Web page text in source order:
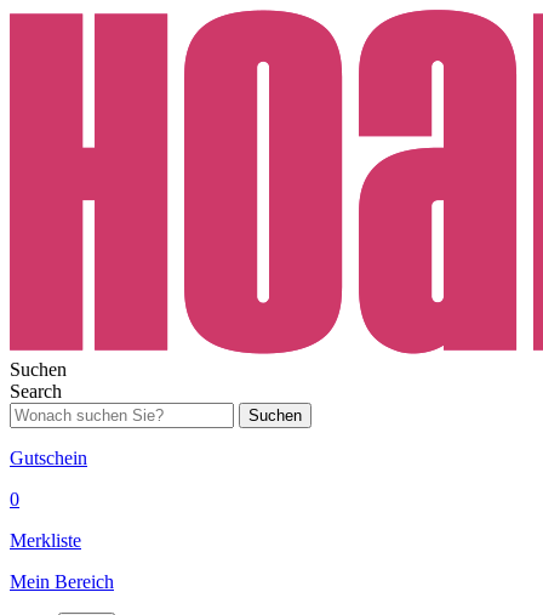
Suchen
Search
Suchen
Gutschein
0
Merkliste
Mein Bereich